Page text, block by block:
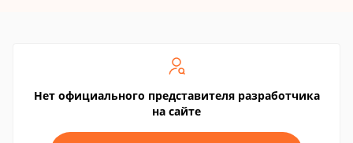
Нет официального представителя разработчика
на сайте